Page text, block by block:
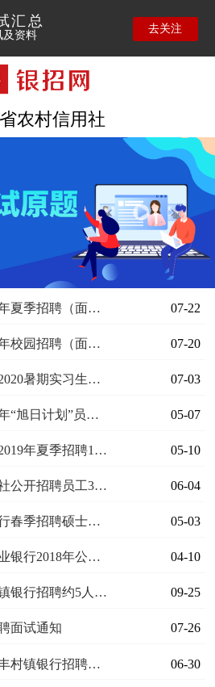
汇总
及资料
去关注
农村信用社
望谟富民村镇银行2020年夏季招聘（面向应历届毕业生） 07-22
瓮安富民村镇银行2020年校园招聘（面向应历届毕业生） 07-20
安顺西秀富民村镇银行2020暑期实习生招聘 07-03
贵阳农商银行启动2020年“旭日计划”员工招聘 05-07
贵州水城蒙银村镇银行2019年夏季招聘12人启事 05-10
2018年贵州省农村信用社公开招聘员工324人简章 06-04
2018年贵州贵阳农商银行春季招聘硕士研究生面试通知 05-03
2018年贵州关岭农村商业银行2018年公开招聘员工20人简章 04-10
2017年贵州仁怀蒙银村镇银行招聘约5人启事 09-25
面试通知 07-26
2017贵州黔南州龙里国丰村镇银行招聘若干名公告 06-30